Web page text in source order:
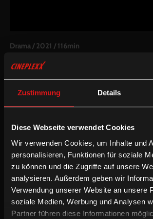
Zustimmung Details
Diese Webseite verwendet Cookies
Wir verwenden Cookies, um Inhalte und
personalisieren, Funktionen für soziale
zu können und die Zugriffe auf unsere
analysieren. Außerdem geben wir
Verwendung unserer Website an unsere
soziale Medien, Werbung und Analysen
Partner führen diese Informationen
Drama / 2021 / 116min
Kamera:Crystel Fournier
Schnitt:Joana Scrinzi
Thomas Prenn u.a.
Podcast filmfilter (Episode 16):
"Große Freiheit": Sebastian Meise - Der
Drama/Preisgekrönt
Im repressiven Nachkriegsdeutschland wird